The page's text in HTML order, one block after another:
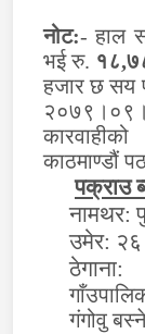
नोट:- हाल
भई रु.
हजार छ सय
काठमाण्डौं
पक्राउ
नामथर:
उमेर: २६
गंगोवु बस्ने